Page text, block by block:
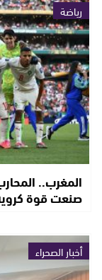
رياضة
المغرب..
صنعت قوة
أخبار الصحراء